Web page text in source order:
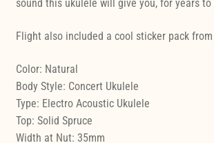
sound this ukulele will give you, for years to
Flight also included a cool sticker pack
Color: Natural
Body Style: Concert Ukulele
Type: Electro Acoustic Ukulele
Top: Solid Spruce
Width at Nut: 35mm